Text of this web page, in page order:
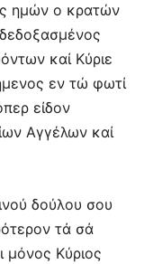
ημών ο κρατών
καί Κύριε
εν τώ φωτί
είδον
Αγγέλων καί
δούλου σου
τά σά
μόνος Κύριος